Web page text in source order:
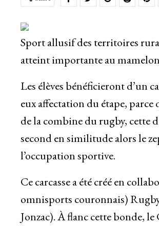
Sport allusif des territoires
atteint importante au
Les élèves bénéficieront d’un
eux affectation du étape,
de la combine du rugby, cette
second en similitude alors le
l’occupation sportive.
Ce carcasse a été créé en
omnisports couronnais)
Jonzac). À flanc cette bonde,